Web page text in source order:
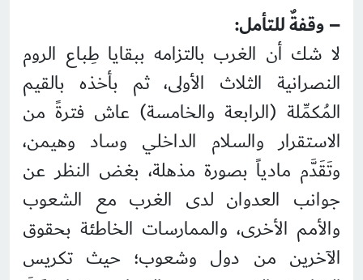
– وقفةٌ للتأمل:
لا شك أن الغرب بالتزامه ببقايا طِباع الروم
النصرانية الثلاث الأولى، ثم بأخذه بالقيم
المُكمِّلة (الرابعة والخامسة) عاش فترةً من
الاستقرار والسلام الداخلي وساد وهيمن،
وتَقَدَّم مادياً بصورة مذهلة، بغض النظر عن
جوانب العدوان لدى الغرب مع الشعوب
والأمم الأخرى، والممارسات الخاطئة بحقوق
الآخرين من دول وشعوب؛ حيث تكريس